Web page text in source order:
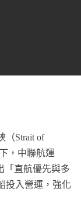
（Strait of
，中聯航運
「直航優先與多
投入營運，強化